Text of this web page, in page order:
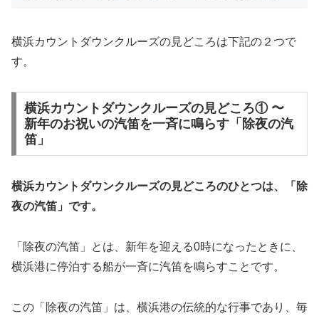
横浜カウントダウンクルーズの見どころは下記の２つで
す。
横浜カウントダウンクルーズの見どころ① 〜
新年のお祝いの汽笛を一斉に鳴らす「除夜の汽
笛」
横浜カウントダウンクルーズの見どころのひとつは、「除
夜の汽笛」です。
「除夜の汽笛」とは、新年を迎える0時になったときに、
横浜港に停泊する船が一斉に汽笛を鳴らすことです。
この「除夜の汽笛」は、横浜港の伝統的な行事であり、毎